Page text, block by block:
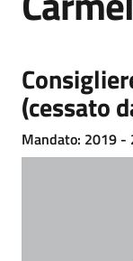
Galliera
(cessato
Mandato: 2019 -